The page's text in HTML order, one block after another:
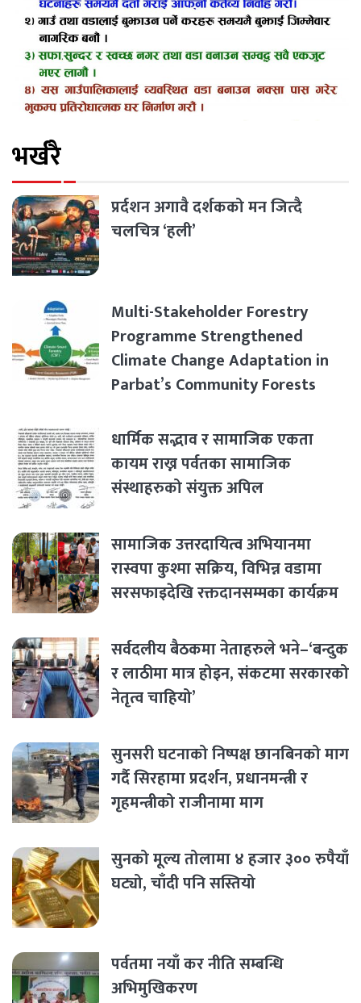
भर्खरै
प्रर्दशन अगावै दर्शकको मन जित्दै
चलचित्र ‘हली’
Multi-Stakeholder Forestry
Programme Strengthened
Climate Change Adaptation in
Parbat’s Community Forests
धार्मिक सद्भाव र सामाजिक एकता
कायम राख्न पर्वतका सामाजिक
संस्थाहरुको संयुक्त अपिल
सामाजिक उत्तरदायित्व अभियानमा
रास्वपा कुश्मा सक्रिय, विभिन्न वडामा
सरसफाइदेखि रक्तदानसम्मका कार्यक्रम
सर्वदलीय बैठकमा नेताहरुले भने–‘बन्दुक
र लाठीमा मात्र होइन, संकटमा सरकारको
नेतृत्व चाहियो’
सुनसरी घटनाको निष्पक्ष छानबिनको माग
गर्दै सिरहामा प्रदर्शन, प्रधानमन्त्री र
गृहमन्त्रीको राजीनामा माग
सुनको मूल्य तोलामा ४ हजार ३०० रुपैयाँ
घट्यो, चाँदी पनि सस्तियो
पर्वतमा नयाँ कर नीति सम्बन्धि
अभिमुखिकरण